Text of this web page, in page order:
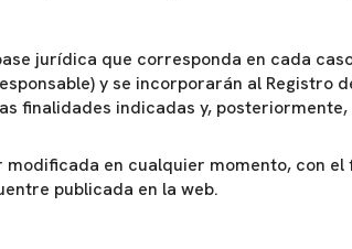
jurídica que corresponda en cada
y se incorporarán al Registro
finalidades indicadas y,
en cualquier momento, con
publicada en la web.